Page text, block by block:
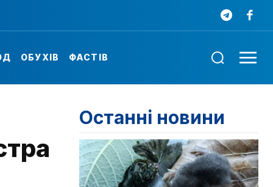
ОБУХІВ ФАСТІВ
Останні новини